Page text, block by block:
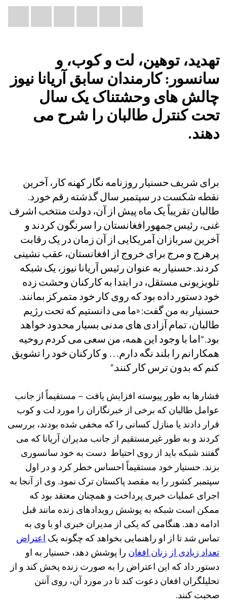
تهدید، توهین، لت و کوب، و
سانسور: کارمندان سابق آریانا نیوز
چالش های وحشتناک یک سال
تحت کنترل طالبان را شرح می
دهند.
برای شریف حسنیار روزنامه نگار کهنه کار، آخرین
نقطه شکست در سپتمبر سال گذشته رقم خورد.
طالبان تقریباً یک ماه پیش از آن، دولت منتخب اشرف
غنی، رئیس جمهورافغانستان را سرنگون کردند و
آخرین سربازان آمریکایی از آن زمان در یک رقابت
پرهرج و مرج برای خروج از افغانستان، عقب نشینی
کردند. حسنیار به عنوان رئیس آریانا نیوز، یک شبکه
تلویزیونی مستقل، در ابتدا به کارکنان وحشت زده
خود دستور داده بود که روی کار خود متمرکز بمانند.
حسنیار به من گفت: «ما می دانستیم که تحت رژیم
طالبان، تمام آزادی های مدنی بسیار محدود خواهد
بود. “اما با وجود این همه، من سعی می کردم روحیه
همکارانم را بلند نگه دارم… و کارکنان خود را تشویق
کنم که بدون ترس کار کنند.”
فشارها به طور پیوسته افزایش یافت – مستقیماً از جانب
عوامل طالبان که برخی از خبرنگاران را مورد لت و کوب
قرار دادند یا منازل کسانی را که مخفی شده بودند، بررسی
کردند و به طور غیرمستقیم از جانب مدیران آریانا که می
گفتند شبکه باید از روی احتیاط دست به خود سانسوری
بزند. حسنیار خود مستقیماً احساس خطر کرد و در اول
سپتمبر کشور را به مقصد پاکستان ترک نمود. وی از آنجا به
اجرای عملیات خبری پرداخت و همچنان معتقد بود که
ممکن است شبکه به پوشش رویدادهای زنده مانند قبل
ادامه دهد. هنگامی که یکی از مدیران خبری او با وی به
تماس شد تا از او راهنمایی بخواهد که چگونه یکاعتراض
تعداد زیادی از زنان افغان را پوشش دهد، حسنیار به او
دستور داد که این اعتراض را به صورت زنده پخش کند و از
تحلیلگران افغان دعوت کند تا در مورد آن، روی آنتن
صحبت کنند.